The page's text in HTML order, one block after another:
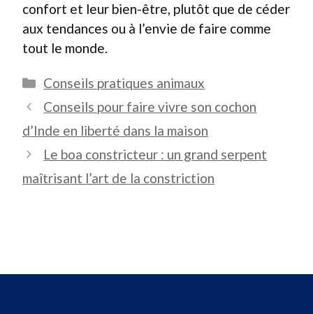
confort et leur bien-être, plutôt que de céder
aux tendances ou à l’envie de faire comme
tout le monde.
Catégories
Conseils pratiques animaux
Conseils pour faire vivre son cochon
d’Inde en liberté dans la maison
Le boa constricteur : un grand serpent
maîtrisant l’art de la constriction